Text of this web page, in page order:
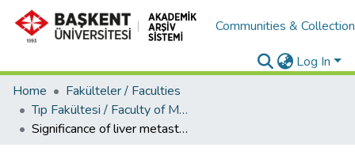
Communities &
Log In
Home
Fakülteler / Faculties
Tıp Fakültesi / Faculty of Medicine
Significance of liver metastasis volume in breast cancer treated with stereotactic body radiotherapy